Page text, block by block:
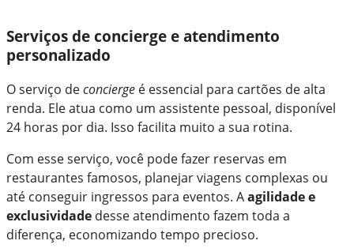
Serviços de concierge e atendimento
personalizado
O serviço deconcierge é essencial para cartões de alta
renda. Ele atua como um assistente pessoal, disponível
24 horas por dia. Isso facilita muito a sua rotina.
Com esse serviço, você pode fazer reservas em
restaurantes famosos, planejar viagens complexas ou
até conseguir ingressos para eventos. Aagilidade e
exclusividade desse atendimento fazem toda a
diferença, economizando tempo precioso.